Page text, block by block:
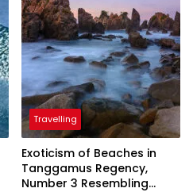
Travelling
Exoticism of Beaches in
Tanggamus Regency,
Number 3 Resembling